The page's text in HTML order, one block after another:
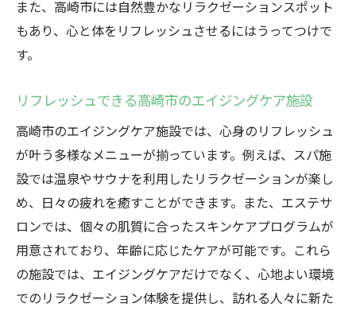
また、高崎市には自然豊かなリラクゼーションスポット
もあり、心と体をリフレッシュさせるにはうってつけで
す。
リフレッシュできる高崎市のエイジングケア施設
高崎市のエイジングケア施設では、心身のリフレッシュ
が叶う多様なメニューが揃っています。例えば、スパ施
設では温泉やサウナを利用したリラクゼーションが楽し
め、日々の疲れを癒すことができます。また、エステサ
ロンでは、個々の肌質に合ったスキンケアプログラムが
用意されており、年齢に応じたケアが可能です。これら
の施設では、エイジングケアだけでなく、心地よい環境
でのリラクゼーション体験を提供し、訪れる人々に新た